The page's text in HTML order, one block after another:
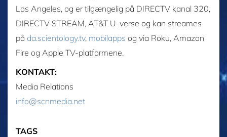
Los Angeles, og er tilgængelig på DIRECTV kanal 320,
DIRECTV STREAM, AT&T U-verse og kan streames
på da.scientology.tv, mobilapps og via Roku, Amazon
Fire og Apple TV-platformene.
KONTAKT:
Media Relations
info@scnmedia.net
TAGS